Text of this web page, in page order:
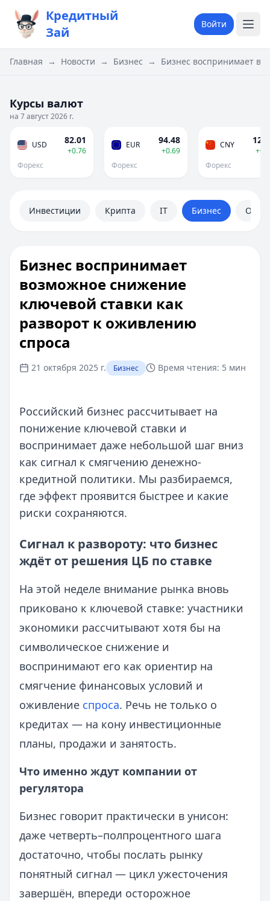
Кредитный
Зай
Войти
Главная → Новости → Бизнес → Бизнес воспринимает
Курсы валют
на 7 август 2026 г.
USD 82.01
+0.76
Форекс
EUR 94.48
+0.69
Форекс
CNY
Форекс
Инвестиции Крипта IT Бизнес
Бизнес воспринимает
возможное снижение
ключевой ставки как
разворот к оживлению
спроса
21 октября 2025 г. Бизнес Время чтения: 5 мин
Российский бизнес рассчитывает на
понижение ключевой ставки и
воспринимает даже небольшой шаг вниз
как сигнал к смягчению денежно-
кредитной политики. Мы разбираемся,
где эффект проявится быстрее и какие
риски сохраняются.
Сигнал к развороту: что бизнес
ждёт от решения ЦБ по ставке
На этой неделе внимание рынка вновь
приковано к ключевой ставке: участники
экономики рассчитывают хотя бы на
символическое снижение и
воспринимают его как ориентир на
смягчение финансовых условий и
оживление спроса. Речь не только о
кредитах — на кону инвестиционные
планы, продажи и занятость.
Что именно ждут компании от
регулятора
Бизнес говорит практически в унисон:
даже четверть–полпроцентного шага
достаточно, чтобы послать рынку
понятный сигнал — цикл ужесточения
завершён, впереди осторожное